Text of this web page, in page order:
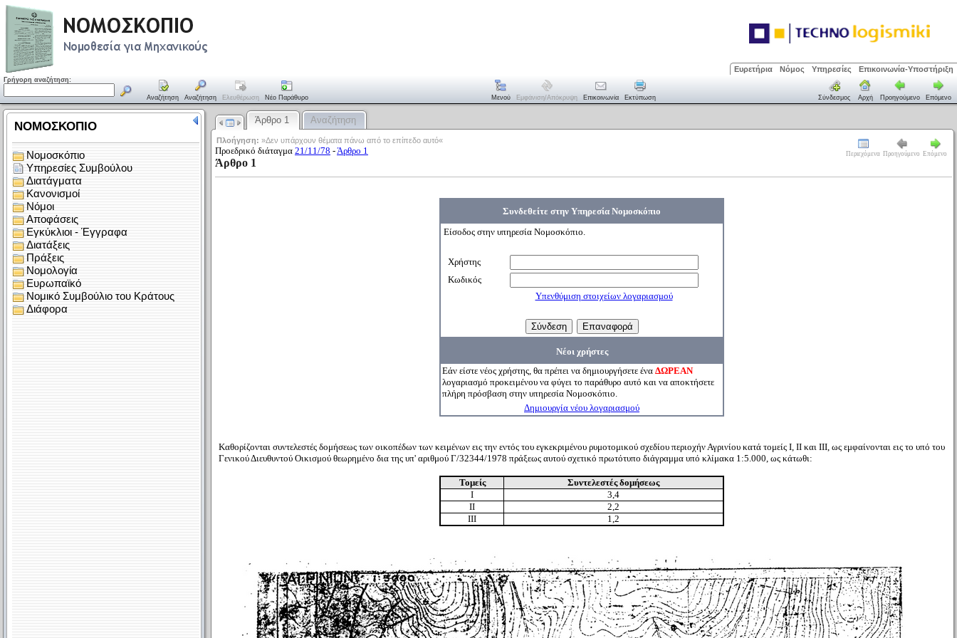
Ευρετήρια Νόμος Υπηρεσίες Επικοινωνία-Υποστήριξη
Γρήγορη αναζήτηση:
Αναζήτηση Αναζήτηση Ελευθέρωση Νέο Παράθυρο Μενού Εμφάνιση/απόκρυψη Επικοινωνία Εκτύπωση Σύνδεσμος Αρχή Προηγούμενο Επόμενο
Άρθρο 1 Αναζήτηση